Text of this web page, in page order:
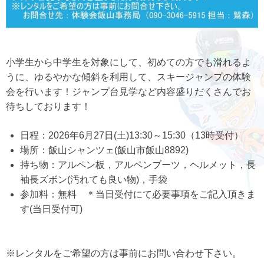
小学生から中学生を対象にして、初めての方でも滑れるよ
うに、ゆるやかな傾斜を利用して、スキージャンプの体験
会を行います！ジャンプ台見学など内容盛りだくさんでお
待ちしております！
日程：2026年6月27日(土)13:30～15:30（13時受付）
場所：飯山シャンツェ(飯山市飯山8892)
持ち物：アルペン板，アルペンブーツ，ヘルメット，長
袖長ズボン(汚れても良い物)，手袋
参加料：無料 ＊当日受付にて必要事項をご記入頂きま
す(当日受付可)
※レンタルをご希望の方は事前にお問い合わせ下さい。